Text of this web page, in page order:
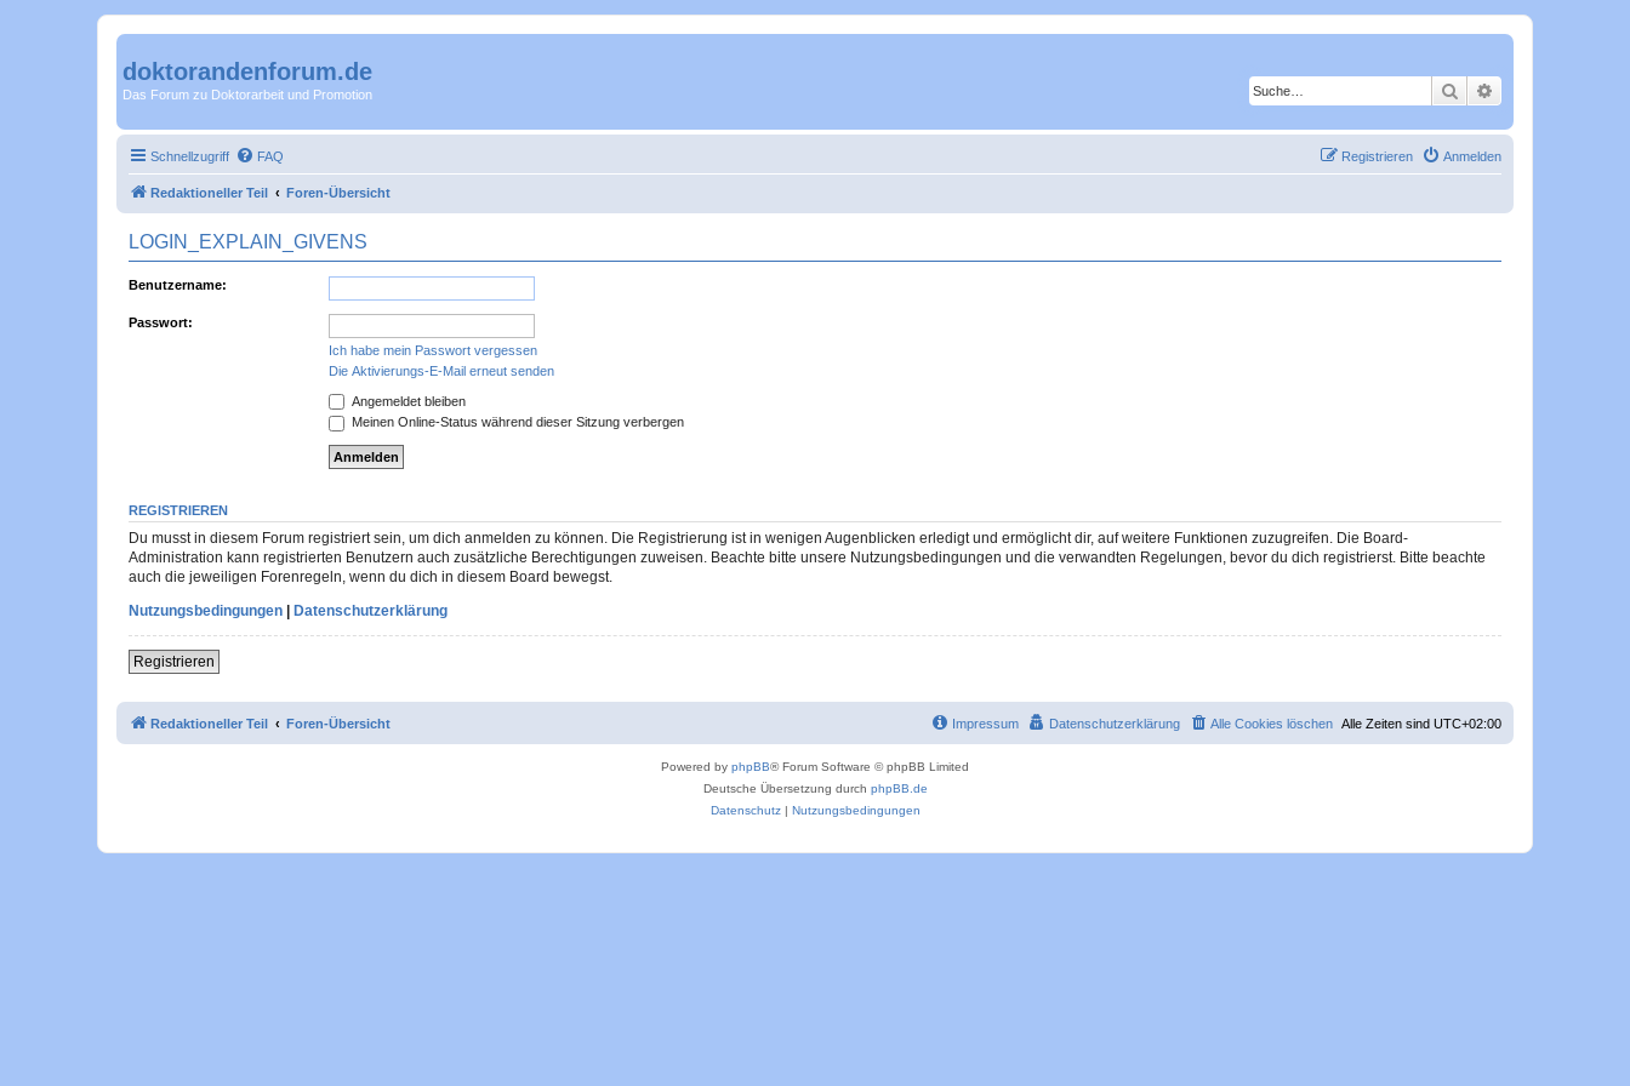
doktorandenforum.de
Das Forum zu Doktorarbeit und Promotion Suche
Schnellzugriff FAQ Anmelden
Registrieren
Redaktioneller Teil Foren-Übersicht
LOGIN_EXPLAIN_GIVENS
Benutzername:
Passwort:
Ich habe mein Passwort vergessen
Die Aktivierungs-E-Mail erneut senden
Angemeldet bleiben
Meinen Online-Status während dieser Sitzung verbergen
REGISTRIEREN
Du musst in diesem Forum registriert sein, um dich anmelden zu können. Die Registrierung ist in wenigen Augenblicken erledigt und ermöglicht dir, auf weitere Funktionen zuzugreifen. Die Board-
Administration kann registrierten Benutzern auch zusätzliche Berechtigungen zuweisen. Beachte bitte unsere Nutzungsbedingungen und die verwandten Regelungen, bevor du dich registrierst. Bitte beachte
auch die jeweiligen Forenregeln, wenn du dich in diesem Board bewegst.
Nutzungsbedingungen
Datenschutzerklärung
Registrieren
Redaktioneller Teil Foren-Übersicht Alle Zeiten sind UTC+02:00
Alle Cookies löschen
Datenschutzerklärung
Impressum
Powered by phpBB® Forum Software © phpBB Limited
Deutsche Übersetzung durch phpBB.de
Datenschutz| Nutzungsbedingungen